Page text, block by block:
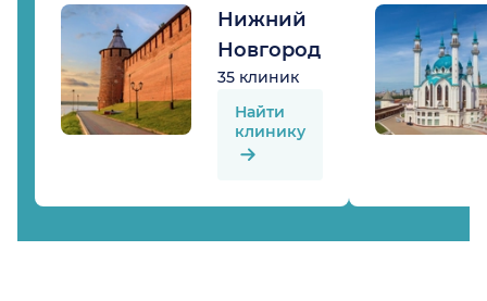
Нижний
Новгород
35 клиник
Найти
клинику